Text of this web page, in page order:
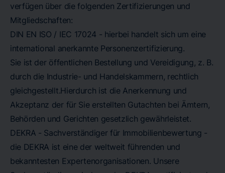
verfügen über die folgenden Zertifizierungen und
Mitgliedschaften:
DIN EN ISO / IEC 17024 - hierbei handelt sich um eine
international anerkannte Personenzertifizierung.
Sie ist der öffentlichen Bestellung und Vereidigung, z. B.
durch die Industrie- und Handelskammern, rechtlich
gleichgestellt.Hierdurch ist die Anerkennung und
Akzeptanz der für Sie erstellten Gutachten bei Ämtern,
Behörden und Gerichten gesetzlich gewährleistet.
DEKRA - Sachverständiger für Immobilienbewertung -
die DEKRA ist eine der weltweit führenden und
bekanntesten Expertenorganisationen. Unsere